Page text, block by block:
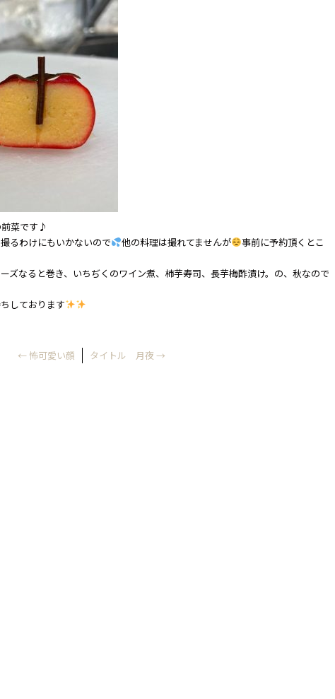
前菜です♪
るわけにもいかないので
他の料理は撮れてませんが
事前に予約頂くとこ
ズなると巻き、いちぢくのワイン煮、柿芋寿司、長芋梅酢漬け。の、秋なので
しております
←怖可愛い顔 タイトル 月夜 →